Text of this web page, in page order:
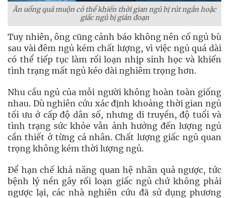
Ăn uống quá muộn có thể khiến thời gian ngủ bị rút ngắn hoặc
giấc ngủ bị gián đoạn
Tuy nhiên, ông cũng cảnh báo không nên cố ngủ bù
sau vài đêm ngủ kém chất lượng, vì việc ngủ quá dài
có thể tiếp tục làm rối loạn nhịp sinh học và khiến
tình trạng mất ngủ kéo dài nghiêm trọng hơn.
Nhu cầu ngủ của mỗi người không hoàn toàn giống
nhau. Dù nghiên cứu xác định khoảng thời gian ngủ
tối ưu ở cấp độ dân số, nhưng di truyền, độ tuổi và
tình trạng sức khỏe vẫn ảnh hưởng đến lượng ngủ
cần thiết ở từng cá nhân. Chất lượng giấc ngủ quan
trọng không kém thời lượng ngủ.
Để hạn chế khả năng quan hệ nhân quả ngược, tức
bệnh lý nền gây rối loạn giấc ngủ chứ không phải
ngược lại, các nhà nghiên cứu đã sử dụng phương